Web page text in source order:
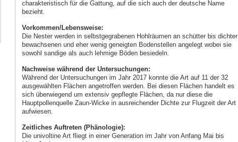
charakteristisch für die Gattung, auf die sich auch der deutsche Name
bezieht.
Vorkommen/Lebensweise:
Die Nester werden in selbstgegrabenen Hohlräumen an schütter bis dichter
bewachsenen und eher wenig geneigten Bodenstellen angelegt wobei sie
sowohl sandige als auch lehmige Böden besiedeln.
Nachweise während der Untersuchungen:
Während der Untersuchungen im Jahr 2017 konnte die Art auf 11 der 32
ausgewählten Flächen angetroffen werden. Bei diesen Flächen handelt es
sich überwiegend um extensiv gepflegte Flächen, da nur diese die
Hauptpollenquelle Zaun-Wicke in ausreichender Dichte zur Flugzeit der Art
aufwiesen.
Zeitliches Auftreten (Phänologie):
Die univoltine Art fliegt in einer Generation im Jahr von Anfang Mai bis